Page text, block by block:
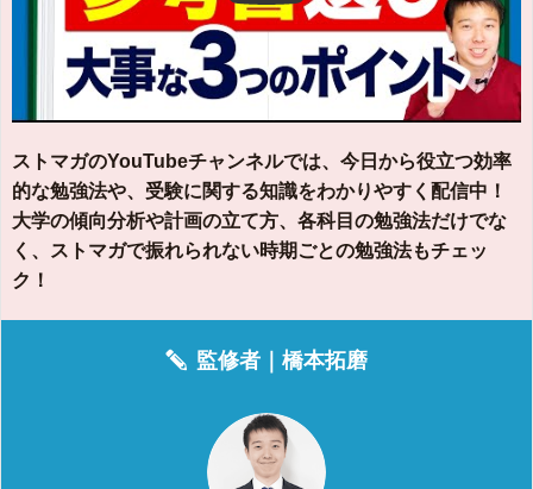
ストマガのYouTubeチャンネルでは、今日から役立つ効率
的な勉強法や、受験に関する知識をわかりやすく配信中！
大学の傾向分析や計画の立て方、各科目の勉強法だけでな
く、ストマガで振れられない時期ごとの勉強法もチェッ
ク！
監修者｜橋本拓磨